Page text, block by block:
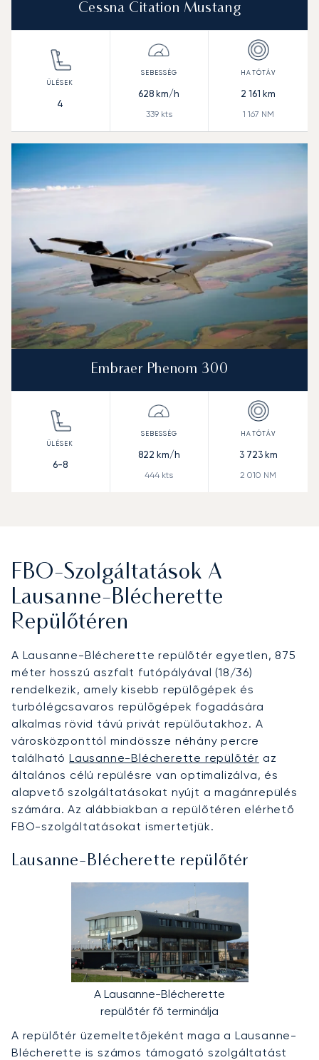
Cessna Citation Mustang
4
628 km/h
339kts
2 161 km
1 167 NM
Embraer Phenom 300
6-8
822 km/h
444 kts
3 723km
2 010 NM
FBO-Szolgáltatások A
Lausanne-Blécherette
Repülőtéren
A Lausanne-Blécherette repülőtér egyetlen, 875
méter hosszú aszfalt futópályával (18/36)
rendelkezik, amely kisebb repülőgépek és
turbólégcsavaros repülőgépek fogadására
alkalmas rövid távú privát repülőutakhoz. A
városközponttól mindössze néhány percre
találhatóLausanne-Blécherette repülőtér az
általános célú repülésre van optimalizálva, és
alapvető szolgáltatásokat nyújt a magánrepülés
számára. Az alábbiakban a repülőtéren elérhető
FBO-szolgáltatásokat ismertetjük.
Lausanne-Blécherette repülőtér
A Lausanne-Blécherette
repülőtér fő terminálja
A repülőtér üzemeltetőjeként maga a Lausanne-
Blécherette is számos támogató szolgáltatást